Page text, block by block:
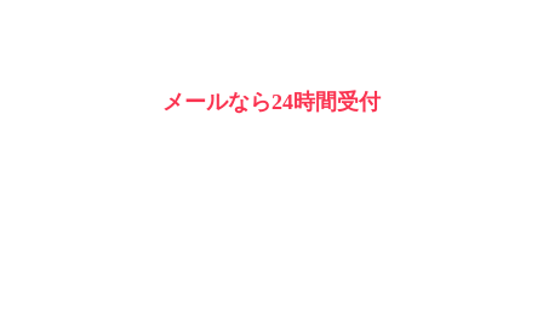
メールなら24時間受付